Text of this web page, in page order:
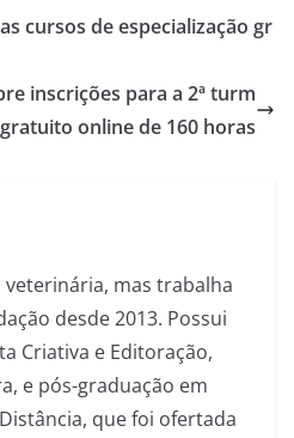
cursos de especialização gr
inscrições para a 2ª turm
online de 160 horas
mas trabalha
desde 2013. Possui
Criativa e Editoração,
e pós-graduação em
que foi ofertada